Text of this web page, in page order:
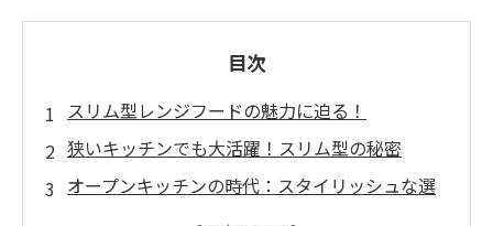
目次
スリム型レンジフードの魅力に迫る！
狭いキッチンでも大活躍！スリム型の秘密
オープンキッチンの時代：スタイリッシュな選